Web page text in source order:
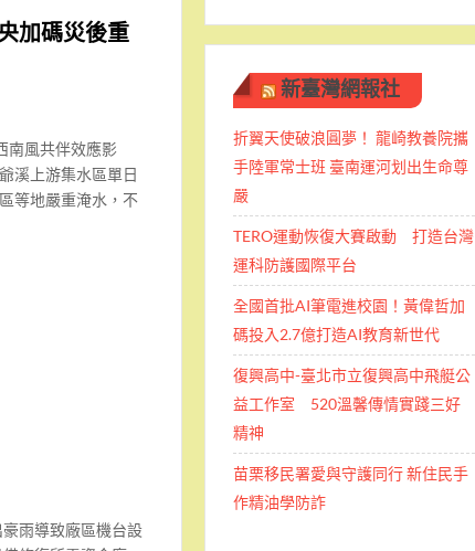
加碼災後重
南風共伴效應影
溪上游集水區單日
等地嚴重淹水，不
雨導致廠區機台設
新臺灣網報社
折翼天使破浪圓夢！ 龍崎教養院攜
手陸軍常士班 ​臺南運河划出生命尊
嚴
TERO運動恢復大賽啟動 打造台灣
運科防護國際平台
全國首批AI筆電進校園！黃偉哲加
碼投入2.7億打造AI教育新世代
復興高中-臺北市立復興高中飛艇公
益工作室 520溫馨傳情實踐三好
精神
苗栗移民署愛與守護同行 新住民手
作精油學防詐